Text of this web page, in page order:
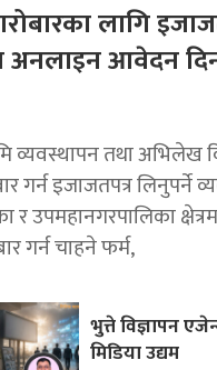
लागि
अनलाइन आवेदन
व्यवस्थापन तथा अभिलेख
गर्न इजाजतपत्र लिनुपर्ने
र उपमहानगरपालिका
गर्न चाहने फर्म,
भुत्ते विज्ञापन
मिडिया उद्यम